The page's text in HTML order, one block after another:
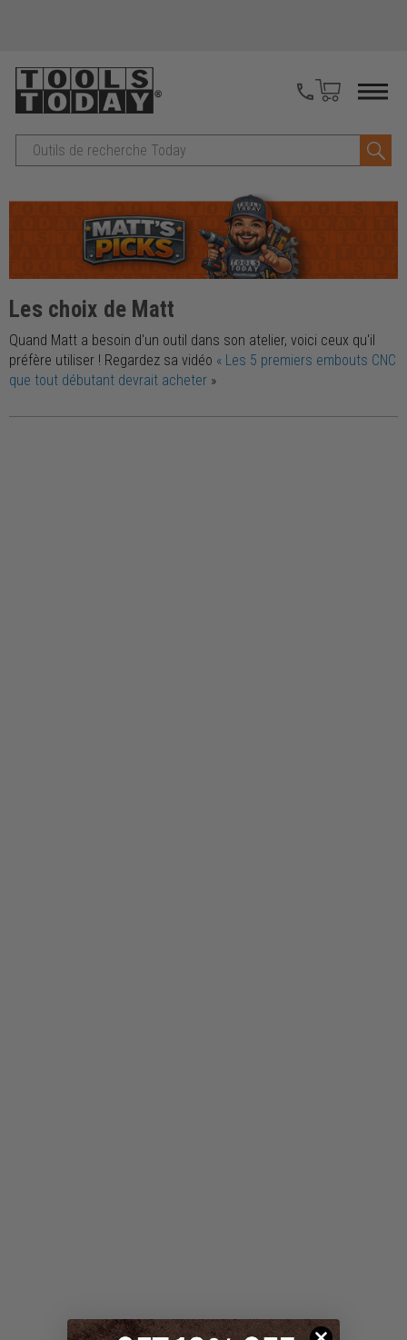
Recherche
Les choix de Matt
Quand Matt a besoin d'un outil dans son atelier, voici ceux qu'il
préfère utiliser ! Regardez sa vidéo « Les 5 premiers embouts CNC
que tout débutant devrait acheter »